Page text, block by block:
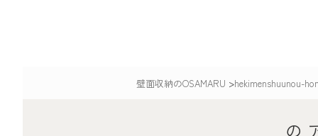
壁面収納のOSAMARU >hekimenshuunou-
の